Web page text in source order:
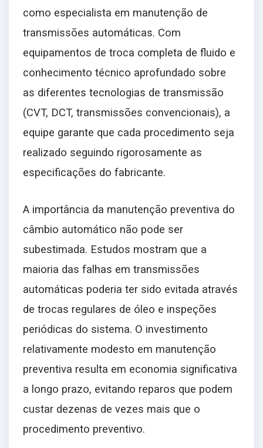
como especialista em manutenção de
transmissões automáticas. Com
equipamentos de troca completa de fluido e
conhecimento técnico aprofundado sobre
as diferentes tecnologias de transmissão
(CVT, DCT, transmissões convencionais), a
equipe garante que cada procedimento seja
realizado seguindo rigorosamente as
especificações do fabricante.
A importância da manutenção preventiva do
câmbio automático não pode ser
subestimada. Estudos mostram que a
maioria das falhas em transmissões
automáticas poderia ter sido evitada através
de trocas regulares de óleo e inspeções
periódicas do sistema. O investimento
relativamente modesto em manutenção
preventiva resulta em economia significativa
a longo prazo, evitando reparos que podem
custar dezenas de vezes mais que o
procedimento preventivo.